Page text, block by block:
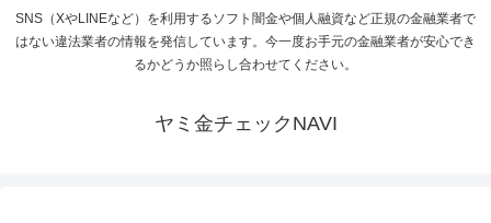
SNS（XやLINEなど）を利用するソフト闇金や個人融資など正規の金融業者で
はない違法業者の情報を発信しています。今一度お手元の金融業者が安心でき
るかどうか照らし合わせてください。
ヤミ金チェックNAVI